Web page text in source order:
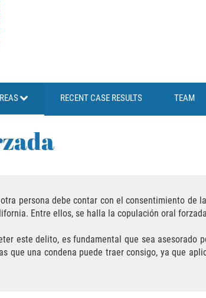
RECENT CASE RESULTS TEAM
persona debe contar con el consentimiento de
Entre ellos, se halla la copulación oral
este delito, es fundamental que sea asesorado
que una condena puede traer consigo, ya que